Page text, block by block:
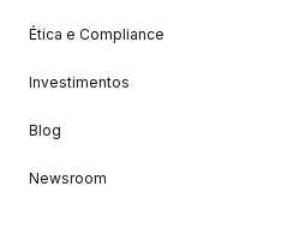
Ética e Compliance
Investimentos
Blog
Newsroom